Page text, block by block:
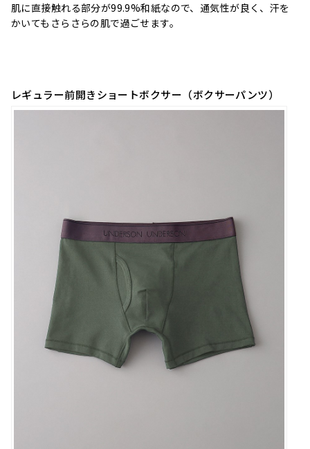
肌に直接触れる部分が99.9%和紙なので、通気性が良く、汗を
かいてもさらさらの肌で過ごせます。
レギュラー前開きショートボクサー（ボクサーパンツ）